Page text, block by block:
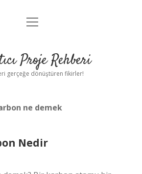
Anasayfa
Yasal Uyarı
menüyü
Proje Rehberi
gerçeğe dönüştüren fikirler!
ne demek
Nedir